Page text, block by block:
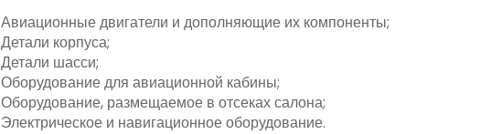
Авиационные двигатели и дополняющие их компоненты;
Детали корпуса;
Детали шасси;
Оборудование для авиационной кабины;
Оборудование, размещаемое в отсеках салона;
Электрическое и навигационное оборудование.